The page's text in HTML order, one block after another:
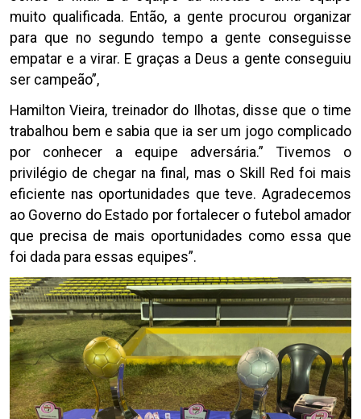
muito qualificada. Então, a gente procurou organizar
para que no segundo tempo a gente conseguisse
empatar e a virar. E graças a Deus a gente conseguiu
ser campeão”,
Hamilton Vieira, treinador do Ilhotas, disse que o time
trabalhou bem e sabia que ia ser um jogo complicado
por conhecer a equipe adversária.” Tivemos o
privilégio de chegar na final, mas o Skill Red foi mais
eficiente nas oportunidades que teve. Agradecemos
ao Governo do Estado por fortalecer o futebol amador
que precisa de mais oportunidades como essa que
foi dada para essas equipes”.